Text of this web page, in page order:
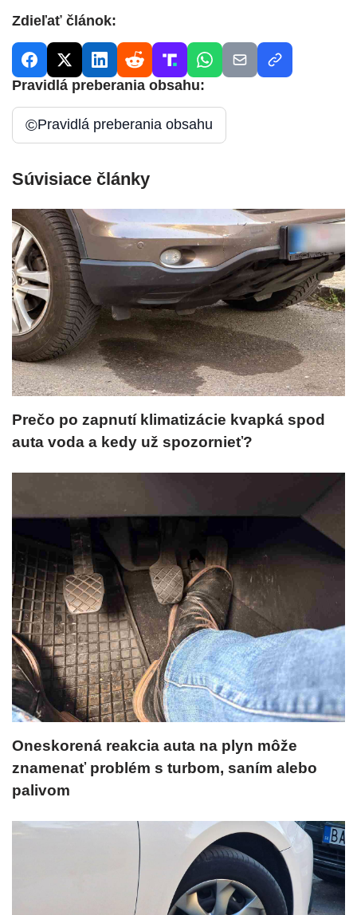
Zdieľať článok:
Pravidlá preberania obsahu:
©Pravidlá preberania obsahu
Súvisiace články
Prečo po zapnutí klimatizácie kvapká spod
auta voda a kedy už spozornieť?
Oneskorená reakcia auta na plyn môže
znamenať problém s turbom, saním alebo
palivom